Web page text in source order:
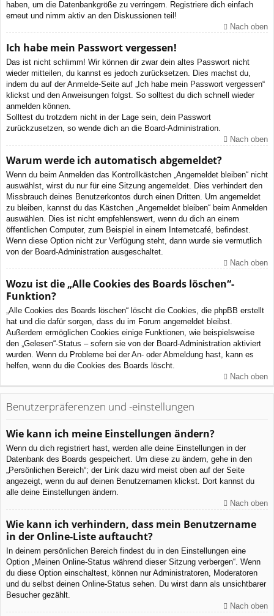
haben, um die Datenbankgröße zu verringern. Registriere dich einfach
erneut und nimm aktiv an den Diskussionen teil!
Nach oben
Ich habe mein Passwort vergessen!
Das ist nicht schlimm! Wir können dir zwar dein altes Passwort nicht
wieder mitteilen, du kannst es jedoch zurücksetzen. Dies machst du,
indem du auf der Anmelde-Seite auf „Ich habe mein Passwort vergessen“
klickst und den Anweisungen folgst. So solltest du dich schnell wieder
anmelden können.
Solltest du trotzdem nicht in der Lage sein, dein Passwort
zurückzusetzen, so wende dich an die Board-Administration.
Nach oben
Warum werde ich automatisch abgemeldet?
Wenn du beim Anmelden das Kontrollkästchen „Angemeldet bleiben“ nicht
auswählst, wirst du nur für eine Sitzung angemeldet. Dies verhindert den
Missbrauch deines Benutzerkontos durch einen Dritten. Um angemeldet
zu bleiben, kannst du das Kästchen „Angemeldet bleiben“ beim Anmelden
auswählen. Dies ist nicht empfehlenswert, wenn du dich an einem
öffentlichen Computer, zum Beispiel in einem Internetcafé, befindest.
Wenn diese Option nicht zur Verfügung steht, dann wurde sie vermutlich
von der Board-Administration ausgeschaltet.
Nach oben
Wozu ist die „Alle Cookies des Boards löschen“-
Funktion?
„Alle Cookies des Boards löschen“ löscht die Cookies, die phpBB erstellt
hat und die dafür sorgen, dass du im Forum angemeldet bleibst.
Außerdem ermöglichen Cookies einige Funktionen, wie beispielsweise
den „Gelesen“-Status – sofern sie von der Board-Administration aktiviert
wurden. Wenn du Probleme bei der An- oder Abmeldung hast, kann es
helfen, wenn du die Cookies des Boards löscht.
Nach oben
Benutzerpräferenzen und -einstellungen
Wie kann ich meine Einstellungen ändern?
Wenn du dich registriert hast, werden alle deine Einstellungen in der
Datenbank des Boards gespeichert. Um diese zu ändern, gehe in den
„Persönlichen Bereich“; der Link dazu wird meist oben auf der Seite
angezeigt, wenn du auf deinen Benutzernamen klickst. Dort kannst du
alle deine Einstellungen ändern.
Nach oben
Wie kann ich verhindern, dass mein Benutzername
in der Online-Liste auftaucht?
In deinem persönlichen Bereich findest du in den Einstellungen eine
Option „Meinen Online-Status während dieser Sitzung verbergen“. Wenn
du diese Option einschaltest, können nur Administratoren, Moderatoren
und du selbst deinen Online-Status sehen. Du wirst dann als unsichtbarer
Besucher gezählt.
Nach oben